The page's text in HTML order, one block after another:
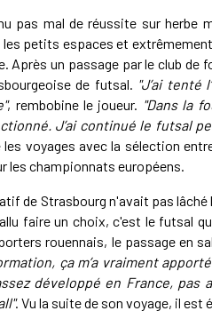
pas mal de réussite sur
petits espaces et
Après un passage par le club
de futsal. "J’ai tenté
, rembobine le joueur. "Dans la
J’ai continué le futsal
voyages avec la sélection
les championnats européens.
de Strasbourg n'avait pas
faire un choix, c'est le futsal
rouennais, le passage en
ça m’a vraiment
développé en France,
. Vu la suite de son voyage, il